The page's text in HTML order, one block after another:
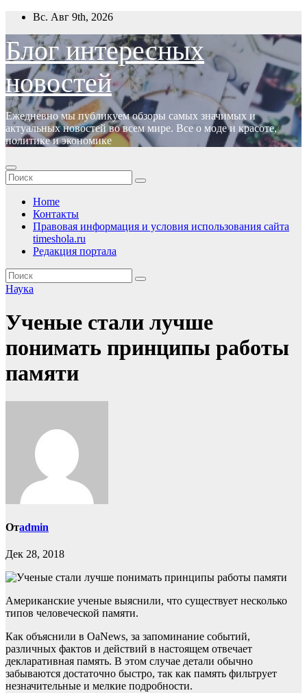
Перейти
содержимому
Вс. Авг 9th, 2026
Блог интересных
новостей
Ежедневно мы публикуем обзоры самых значимых и
актуальных новостей во всем мире. Все о моде и красоте,
политике и экономике
Home
Контакты
Правовая информация и условия использования сайта
timeshola.ru
Редакция портала
Наука
Ученые стали лучше
понимать принципы работы
памяти
Отadmin
Дек 28, 2018
Американские ученые выяснили, что существует несколько
типов человеческой памяти.
Как объяснили в OaNews, за запоминание событий,
различных фактов и действий в настоящем отвечает
декларативная память. В этом случае детали обычно
забываются достаточно быстро, так как память фильтрует
незначительные и мелкие подробности.